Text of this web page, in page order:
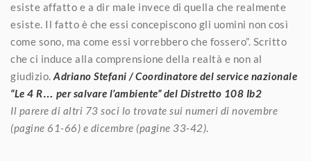
esiste affatto e a dir male invece di quella che realmente
esiste. Il fatto è che essi concepiscono gli uomini non così
come sono, ma come essi vorrebbero che fossero”. Scritto
che ci induce alla comprensione della realtà e non al
giudizio. Adriano Stefani / Coordinatore del service nazionale
“Le 4 R… per salvare l’ambiente” del Distretto 108 Ib2
Il parere di altri 73 soci lo trovate sui numeri di novembre
(pagine 61-66) e dicembre (pagine 33-42).